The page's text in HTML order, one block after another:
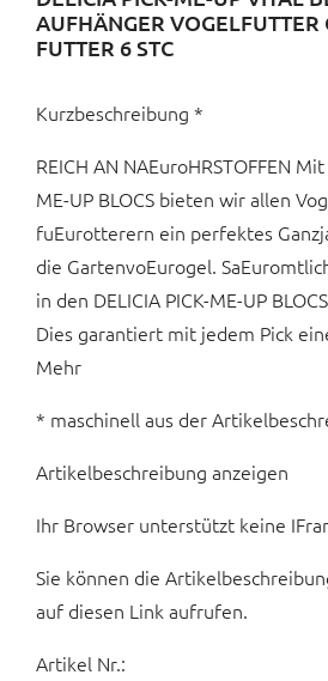
AUFHÄNGER VOGELFUTTER
FUTTER 6 STC
Kurzbeschreibung *
REICH AN NAEuroHRSTOFFEN
ME-UP BLOCS bieten wir allen
fuEurotterern ein perfektes
die GartenvoEurogel.
in den DELICIA PICK-ME-UP
Dies garantiert mit jedem Pick
Mehr
* maschinell aus der
Artikelbeschreibung anzeigen
Ihr Browser unterstützt keine
Sie können die
auf diesen Link aufrufen.
Artikel Nr.: